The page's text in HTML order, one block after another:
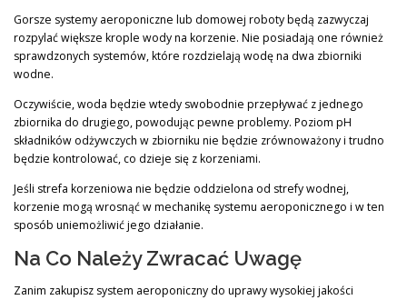
Gorsze systemy aeroponiczne lub domowej roboty będą zazwyczaj
rozpylać większe krople wody na korzenie. Nie posiadają one również
sprawdzonych systemów, które rozdzielają wodę na dwa zbiorniki
wodne.
Oczywiście, woda będzie wtedy swobodnie przepływać z jednego
zbiornika do drugiego, powodując pewne problemy. Poziom pH
składników odżywczych w zbiorniku nie będzie zrównoważony i trudno
będzie kontrolować, co dzieje się z korzeniami.
Jeśli strefa korzeniowa nie będzie oddzielona od strefy wodnej,
korzenie mogą wrosnąć w mechanikę systemu aeroponicznego i w ten
sposób uniemożliwić jego działanie.
Na Co Należy Zwracać Uwagę
Zanim zakupisz system aeroponiczny do uprawy wysokiej jakości